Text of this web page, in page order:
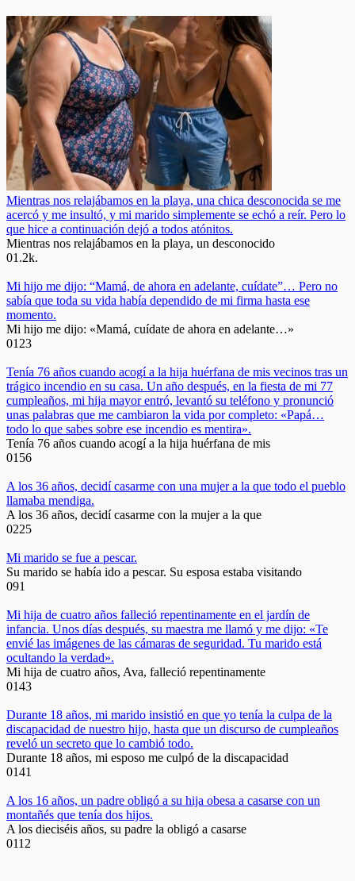
Mientras nos relajábamos en la playa, una chica desconocida se me
acercó y me insultó, y mi marido simplemente se echó a reír. Pero lo
que hice a continuación dejó a todos atónitos.
Mientras nos relajábamos en la playa, un desconocido
01.2k.
Mi hijo me dijo: “Mamá, de ahora en adelante, cuídate”… Pero no
sabía que toda su vida había dependido de mi firma hasta ese
momento.
Mi hijo me dijo: «Mamá, cuídate de ahora en adelante…»
0123
Tenía 76 años cuando acogí a la hija huérfana de mis vecinos tras un
trágico incendio en su casa. Un año después, en la fiesta de mi 77
cumpleaños, mi hija mayor entró, levantó su teléfono y pronunció
unas palabras que me cambiaron la vida por completo: «Papá…
todo lo que sabes sobre ese incendio es mentira».
Tenía 76 años cuando acogí a la hija huérfana de mis
0156
A los 36 años, decidí casarme con una mujer a la que todo el pueblo
llamaba mendiga.
A los 36 años, decidí casarme con la mujer a la que
0225
Mi marido se fue a pescar.
Su marido se había ido a pescar. Su esposa estaba visitando
091
Mi hija de cuatro años falleció repentinamente en el jardín de
infancia. Unos días después, su maestra me llamó y me dijo: «Te
envié las imágenes de las cámaras de seguridad. Tu marido está
ocultando la verdad».
Mi hija de cuatro años, Ava, falleció repentinamente
0143
Durante 18 años, mi marido insistió en que yo tenía la culpa de la
discapacidad de nuestro hijo, hasta que un discurso de cumpleaños
reveló un secreto que lo cambió todo.
Durante 18 años, mi esposo me culpó de la discapacidad
0141
A los 16 años, un padre obligó a su hija obesa a casarse con un
montañés que tenía dos hijos.
A los dieciséis años, su padre la obligó a casarse
0112